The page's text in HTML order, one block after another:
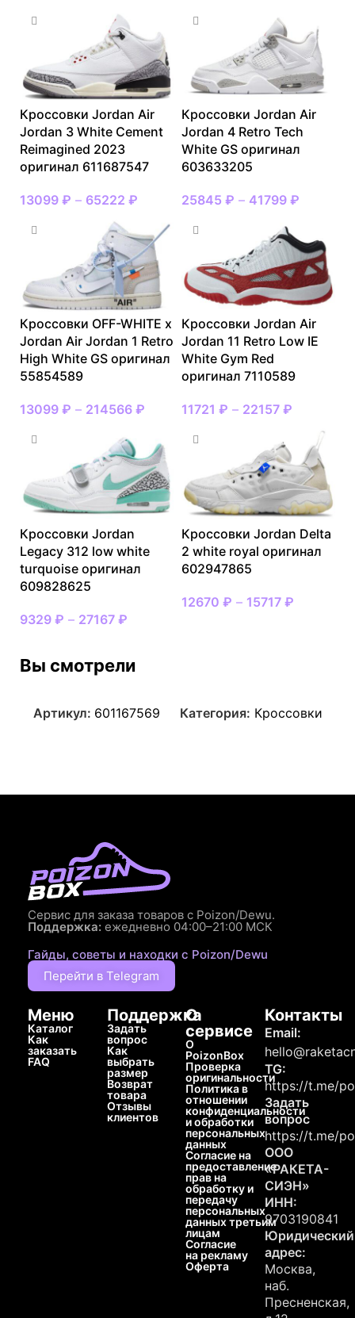
Кроссовки Jordan Air
Jordan 3 White Cement
Reimagined 2023
оригинал 611687547
13099 ₽ – 65222 ₽
Кроссовки Jordan Air
Jordan 4 Retro Tech
White GS оригинал
603633205
25845 ₽ – 41799 ₽
Кроссовки OFF-WHITE x
Jordan Air Jordan 1 Retro
High White GS оригинал
55854589
13099 ₽ – 214566 ₽
Кроссовки Jordan Air
Jordan 11 Retro Low IE
White Gym Red
оригинал 7110589
11721 ₽ – 22157 ₽
Кроссовки Jordan
Legacy 312 low white
turquoise оригинал
609828625
9329 ₽ – 27167 ₽
Кроссовки Jordan Delta
2 white royal оригинал
602947865
12670 ₽ – 15717 ₽
Вы смотрели
Артикул: 601167569 Категория: Кроссовки
Сервис для заказа товаров с Poizon/Dewu.
Поддержка: ежедневно 04:00–21:00 МСК
Гайды, советы и находки с Poizon/Dewu
Перейти в Telegram
Меню
Каталог
Как
заказать
FAQ
Поддержка
Задать
вопрос
Как
выбрать
размер
Возврат
товара
Отзывы
клиентов
О
сервисе
О
PoizonBox
Проверка
оригинальности
Политика в
отношении
конфиденциальности
и обработки
персональных
данных
Согласие на
предоставление
прав на
обработку и
передачу
персональных
данных третьим
лицам
Согласие
на рекламу
Оферта
Контакты
Email:
TG:
https://t.me/
Задать
вопрос
https://t.me/
ООО
«РАКЕТА-
СИЭН»
ИНН:
9703190841
Юридический
адрес:
Москва,
наб.
Пресненская,